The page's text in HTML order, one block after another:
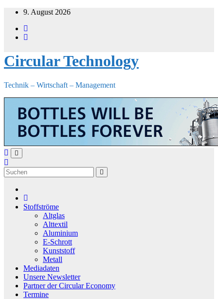
Zum
springen
9. August 2026
Circular Technology
Technik – Wirtschaft – Management
Stoffströme
Altglas
Alttextil
Aluminium
E-Schrott
Kunststoff
Metall
Mediadaten
Unsere Newsletter
Partner der Circular Economy
Termine